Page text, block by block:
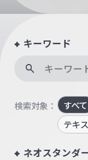
キーワード
検索対象： すべて
テキ
ネオスタンダ